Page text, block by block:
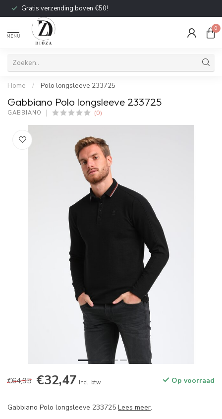
Gratis verzending boven €50!
MENU
0
Home / Polo longsleeve 233725
Gabbiano Polo longsleeve 233725
GABBIANO (0)
€64,95 €32,47 Incl. btw Op voorraad
Gabbiano Polo longsleeve 233725 Lees meer.